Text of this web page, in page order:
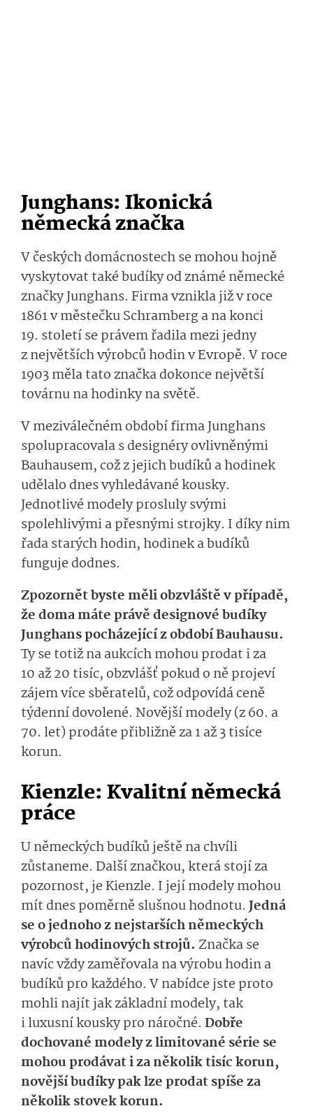
Junghans: Ikonická
německá značka
V českých domácnostech se mohou hojně
vyskytovat také budíky od známé německé
značky Junghans. Firma vznikla již v roce
1861 v městečku Schramberg a na konci
19. století se právem řadila mezi jedny
z největších výrobců hodin v Evropě. V roce
1903 měla tato značka dokonce největší
továrnu na hodinky na světě.
V meziválečném období firma Junghans
spolupracovala s designéry ovlivněnými
Bauhausem, což z jejich budíků a hodinek
udělalo dnes vyhledávané kousky.
Jednotlivé modely prosluly svými
spolehlivými a přesnými strojky. I díky nim
řada starých hodin, hodinek a budíků
funguje dodnes.
Zpozornět byste měli obzvláště v případě,
že doma máte právě designové budíky
Junghans pocházející z období Bauhausu.
Ty se totiž na aukcích mohou prodat i za
10 až 20 tisíc, obzvlášť pokud o ně projeví
zájem více sběratelů, což odpovídá ceně
týdenní dovolené. Novější modely (z 60. a
70. let) prodáte přibližně za 1 až 3 tisíce
korun.
Kienzle: Kvalitní německá
práce
U německých budíků ještě na chvíli
zůstaneme. Další značkou, která stojí za
pozornost, je Kienzle. I její modely mohou
mít dnes poměrně slušnou hodnotu. Jedná
se o jednoho z nejstarších německých
výrobců hodinových strojů. Značka se
navíc vždy zaměřovala na výrobu hodin a
budíků pro každého. V nabídce jste proto
mohli najít jak základní modely, tak
i luxusní kousky pro náročné. Dobře
dochované modely z limitované série se
mohou prodávat i za několik tisíc korun,
novější budíky pak lze prodat spíše za
několik stovek korun.